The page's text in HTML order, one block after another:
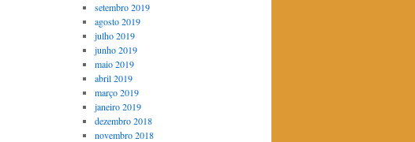
setembro 2019
agosto 2019
julho 2019
junho 2019
maio 2019
abril 2019
março 2019
janeiro 2019
dezembro 2018
novembro 2018